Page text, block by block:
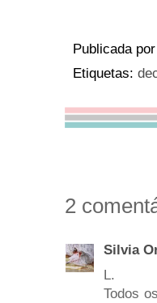
Publicada por
Etiquetas:
2
Silvia
L.
Todos